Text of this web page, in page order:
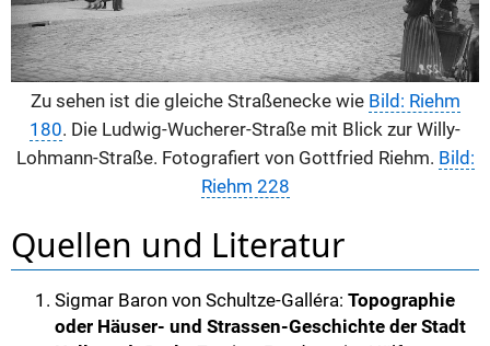
Zu sehen ist die gleiche Straßenecke wie Bild: Riehm
180. Die Ludwig-Wucherer-Straße mit Blick zur Willy-
Lohmann-Straße. Fotografiert von Gottfried Riehm. Bild:
Riehm 228
Quellen und Literatur
Sigmar Baron von Schultze-Galléra: Topographie
oder Häuser- und Strassen-Geschichte der Stadt